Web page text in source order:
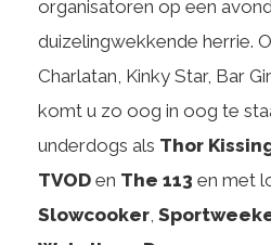
organisatoren op een
duizelingwekkende herrie.
Charlatan, Kinky Star, Bar
komt u zo oog in oog te
underdogs als Thor
TVOD en The 113 en met
Slowcooker,